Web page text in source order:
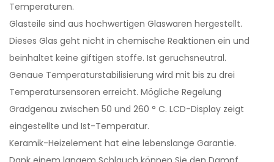
Temperaturen.
Glasteile sind aus hochwertigen Glaswaren hergestellt.
Dieses Glas geht nicht in chemische Reaktionen ein und
beinhaltet keine giftigen stoffe. Ist geruchsneutral.
Genaue Temperaturstabilisierung wird mit bis zu drei
Temperatursensoren erreicht. Mögliche Regelung
Gradgenau zwischen 50 und 260 ° C. LCD-Display zeigt
eingestellte und Ist-Temperatur.
Keramik-Heizelement hat eine lebenslange Garantie.